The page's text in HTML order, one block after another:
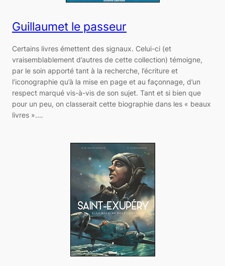
Guillaumet le passeur
Certains livres émettent des signaux. Celui-ci (et
vraisemblablement d’autres de cette collection) témoigne,
par le soin apporté tant à la recherche, l’écriture et
l’iconographie qu’à la mise en page et au façonnage, d’un
respect marqué vis-à-vis de son sujet. Tant et si bien que
pour un peu, on classerait cette biographie dans les « beaux
livres ».…